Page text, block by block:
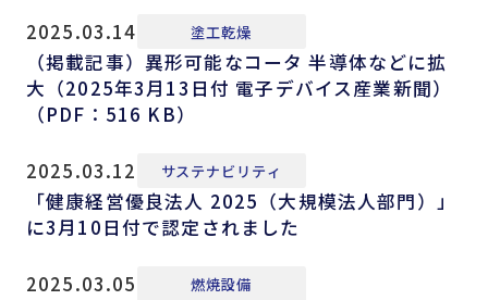
2025.03.14 塗工乾燥
（掲載記事）異形可能なコータ 半導体などに拡
大（2025年3月13日付 電子デバイス産業新聞）
（PDF：516 KB）
2025.03.12 サステナビリティ
「健康経営優良法人 2025（大規模法人部門）」
に3月10日付で認定されました
2025.03.05 燃焼設備